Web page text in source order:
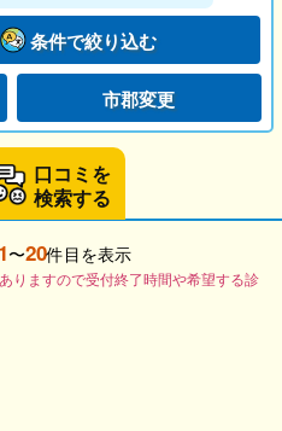
条件で絞り込む
市郡変更
口コミを
検索する
1〜20件目を表示
りますので受付終了時間や希望する診